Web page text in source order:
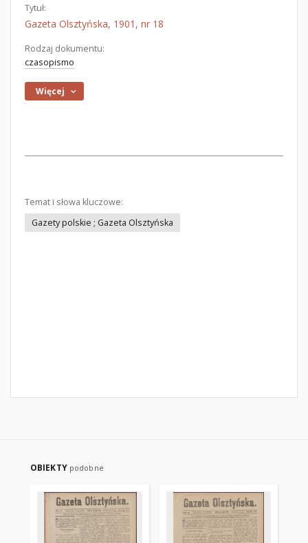
Tytuł:
Gazeta Olsztyńska, 1901, nr 18
Rodzaj dokumentu:
czasopismo
Więcej
Temat i słowa kluczowe:
Gazety polskie ; Gazeta Olsztyńska
OBIEKTY podobne